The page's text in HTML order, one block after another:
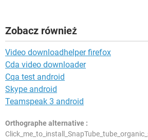
Zobacz również
Video downloadhelper firefox
Cda video downloader
Cqa test android
Skype android
Teamspeak 3 android
Orthographe alternative :